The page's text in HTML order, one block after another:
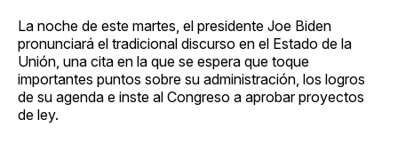
La noche de este martes, el presidente Joe Biden
pronunciará el tradicional discurso en el Estado de la
Unión, una cita en la que se espera que toque
importantes puntos sobre su administración, los logros
de su agenda e inste al Congreso a aprobar proyectos
de ley.